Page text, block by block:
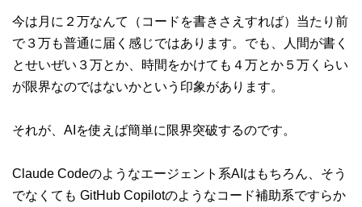
今は月に２万なんて（コードを書きさえすれば）当たり前
で３万も普通に届く感じではあります。でも、人間が書く
とせいぜい３万とか、時間をかけても４万とか５万くらい
が限界なのではないかという印象があります。
それが、AIを使えば簡単に限界突破するのです。
Claude Codeのようなエージェント系AIはもちろん、そう
でなくても GitHub Copilotのようなコード補助系ですらか